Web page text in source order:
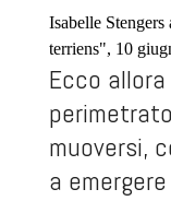
Isabelle
terriens", 10
Ecco
muoversi,
a